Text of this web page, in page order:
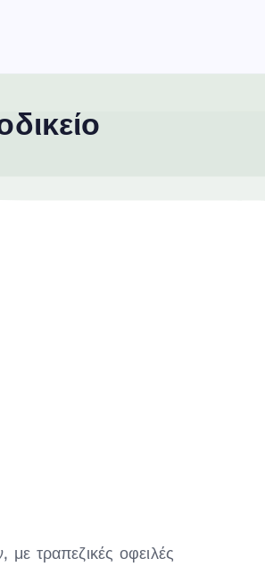
τραπεζικές οφειλές